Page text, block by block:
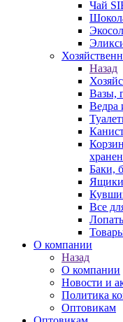
Чай
Назад
Вазы,
Ведра
Баки,
Ящики
Все
О компании
Назад
О компании
Новости и
Политика
Оптовикам